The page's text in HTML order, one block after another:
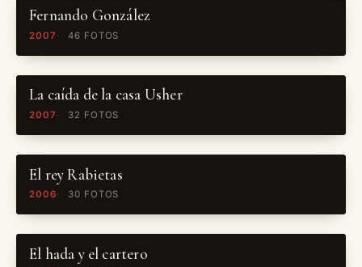
Fernando González
2007 46 FOTOS
La caída de la casa Usher
2007 32 FOTOS
El rey Rabietas
2006 30 FOTOS
El hada y el cartero